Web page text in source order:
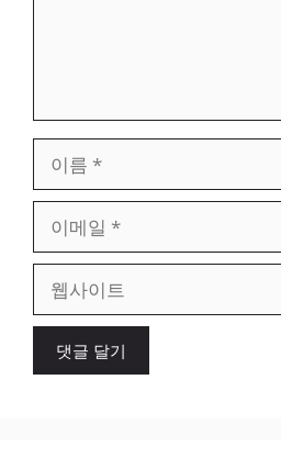
일
이